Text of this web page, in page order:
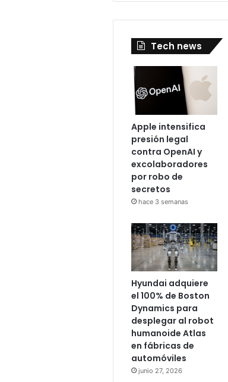
Tech news
Apple intensifica
presión legal
contra OpenAI y
excolaboradores
por robo de
secretos
hace 3 semanas
Hyundai adquiere
el 100% de Boston
Dynamics para
desplegar al robot
humanoide Atlas
en fábricas de
automóviles
junio 27, 2026